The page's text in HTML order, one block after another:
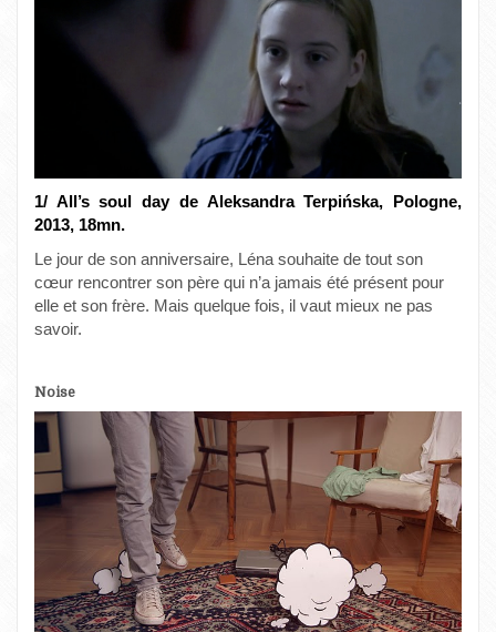
1/ All’s soul day de Aleksandra Terpińska, Pologne,
2013, 18mn.
Le jour de son anniversaire, Léna souhaite de tout son
cœur rencontrer son père qui n’a jamais été présent pour
elle et son frère. Mais quelque fois, il vaut mieux ne pas
savoir.
Noise